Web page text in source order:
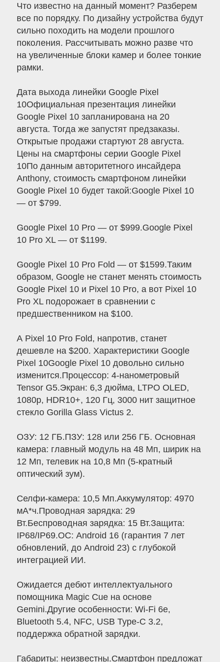
Что известно на данный момент? Разберем
все по порядку. По дизайну устройства будут
сильно походить на модели прошлого
поколения. Рассчитывать можно разве что
на увеличенные блоки камер и более тонкие
рамки.
Дата выхода линейки Google Pixel
10Официальная презентация линейки
Google Pixel 10 запланирована на 20
августа. Тогда же запустят предзаказы.
Открытые продажи стартуют 28 августа.
Цены на смартфоны серии Google Pixel
10По данным авторитетного инсайдера
Anthony, стоимость смартфоном линейки
Google Pixel 10 будет такой:Google Pixel 10
— от $799.
Google Pixel 10 Pro — от $999.Google Pixel
10 Pro XL — от $1199.
Google Pixel 10 Pro Fold — от $1599.Таким
образом, Google не станет менять стоимость
Google Pixel 10 и Pixel 10 Pro, а вот Pixel 10
Pro XL подорожает в сравнении с
предшественником на $100.
А Pixel 10 Pro Fold, напротив, станет
дешевле на $200. Характеристики Google
Pixel 10Google Pixel 10 довольно сильно
изменится.Процессор: 4-нанометровый
Tensor G5.Экран: 6,3 дюйма, LTPO OLED,
1080p, HDR10+, 120 Гц, 3000 нит защитное
стекло Gorilla Glass Victus 2.
ОЗУ: 12 ГБ.ПЗУ: 128 или 256 ГБ. Основная
камера: главный модуль на 48 Мп, ширик на
12 Мп, телевик на 10,8 Мп (5-кратный
оптический зум).
Селфи-камера: 10,5 Мп.Аккумулятор: 4970
мА*ч.Проводная зарядка: 29
Вт.Беспроводная зарядка: 15 Вт.Защита:
IP68/IP69.ОС: Android 16 (гарантия 7 лет
обновлений, до Android 23) с глубокой
интеграцией ИИ.
Ожидается дебют интеллектуального
помощника Magic Cue на основе
Gemini.Другие особенности: Wi-Fi 6e,
Bluetooth 5.4, NFC, USB Type-C 3.2,
поддержка обратной зарядки.
Габариты: неизвестны.Смартфон предложат